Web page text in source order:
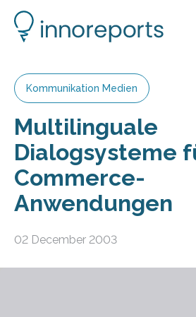
Kommunikation Medien
Multilinguale
Dialogsysteme
Commerce-
Anwendungen
02 December 2003